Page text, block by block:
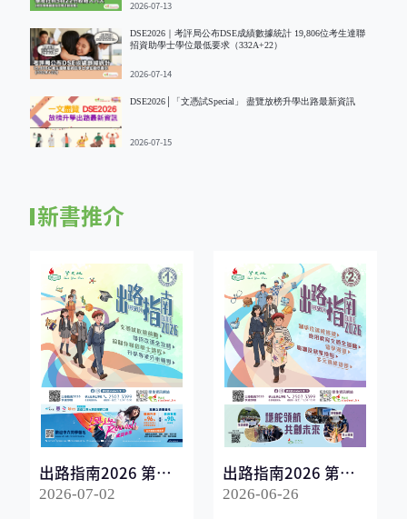
2026-07-13
DSE2026｜考評局公布DSE成績數據統計 19,806位考生達聯
招資助學士學位最低要求（332A+22）
2026-07-14
DSE2026│「文憑試Special」 盡覽放榜升學出路最新資訊
2026-07-15
新書推介
出路指南2026 第一
冊
2026-07-02
出路指南2026 第二
冊
2026-06-26